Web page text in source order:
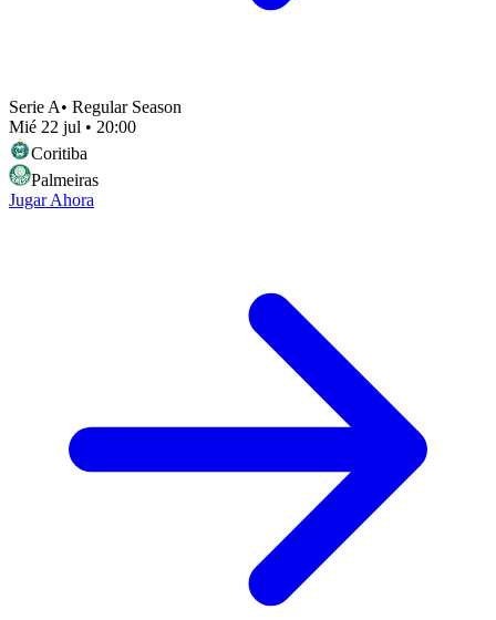
Serie A• Regular Season
Mié 22 jul • 20:00
Coritiba
Palmeiras
Jugar Ahora